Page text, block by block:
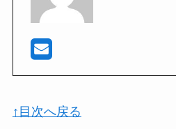
↑目次へ戻る